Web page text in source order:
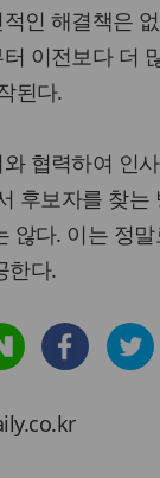
인 해결책은
이전보다 더
된다.
협력하여 인
후보자를 찾
않다. 이는 정
한다.